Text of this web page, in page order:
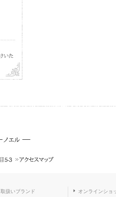
取扱いブランド
オンラインショ